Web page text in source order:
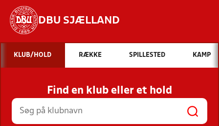
DBU SJÆLLAND
Hvad vil du søge efter?
INDHOLD OG NYHEDER
STILLINGER, RESULTATER, KLUBBER OG
HOLD
KLUB/HOLD RÆKKE SPILLESTED KAMP
Find en klub eller et hold